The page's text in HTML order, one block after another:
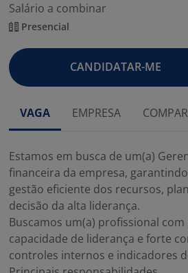
Salário a combinar
Presencial
CANDIDATAR-ME
VAGA EMPRESA
Estamos em busca de um(a)
financeira da empresa,
gestão eficiente dos recursos,
decisão da alta liderança.
Buscamos um(a) profissional
capacidade de liderança e forte
controles internos e indicadores